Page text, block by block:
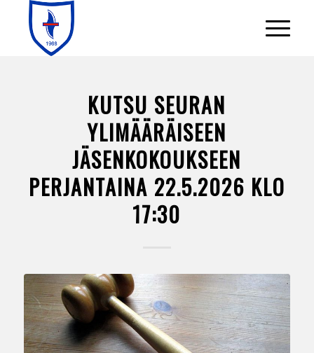
KUTSU SEURAN
YLIMÄÄRÄISEEN
JÄSENKOKOUKSEEN
PERJANTAINA 22.5.2026 KLO
17:30